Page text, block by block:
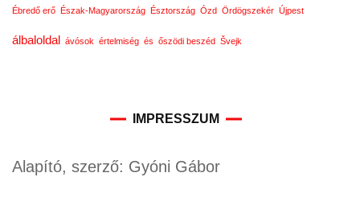
Ébredő erő Észak-Magyarország Észtország Ózd Ördögszekér Újpest
álbaloldal ávósok értelmiség és őszödi beszéd Švejk
IMPRESSZUM
Alapító, szerző: Gyóni Gábor